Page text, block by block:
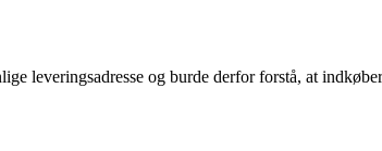
leveringsadresse og burde derfor forstå, at